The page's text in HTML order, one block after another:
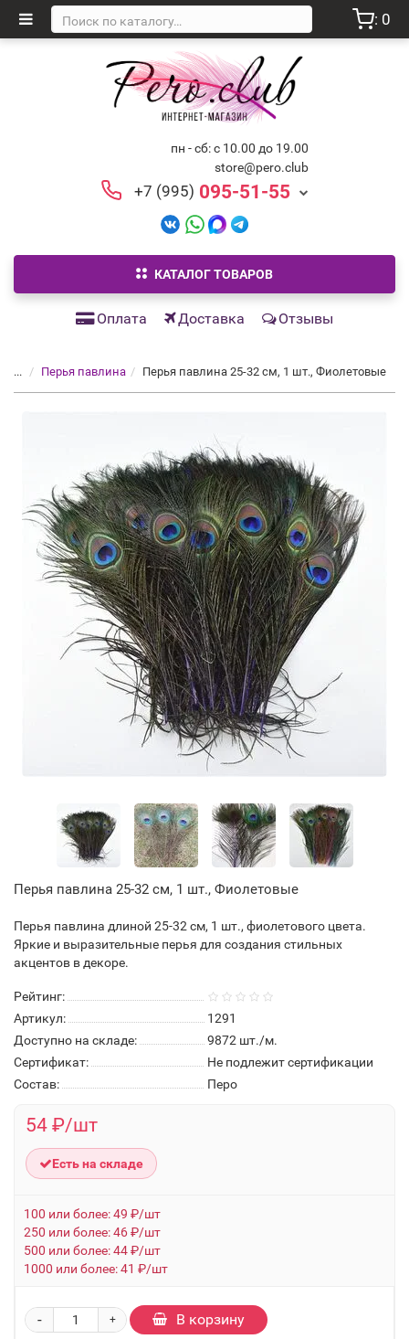
: 0
пн - сб: с 10.00 до 19.00
store@pero.club
+7 (995) 095-51-55
КАТАЛОГ ТОВАРОВ
Оплата Доставка Отзывы
... Перья павлина Перья павлина 25-32 см, 1 шт., Фиолетовые
Перья павлина 25-32 см, 1 шт., Фиолетовые
Перья павлина длиной 25-32 см, 1 шт., фиолетового цвета.
Яркие и выразительные перья для создания стильных
акцентов в декоре.
Рейтинг:
Артикул:
1291
Доступно на складе:
9872 шт./м.
Сертификат:
Не подлежит сертификации
Состав:
Перо
54 ₽/шт
Есть на складе
100 или более: 49 ₽/шт
250 или более: 46 ₽/шт
500 или более: 44 ₽/шт
1000 или более: 41 ₽/шт
+
- В корзину